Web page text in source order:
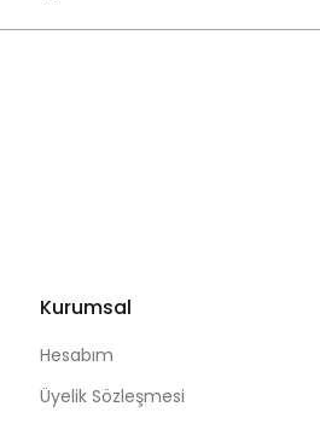
Kurumsal
Hesabım
Üyelik Sözleşmesi